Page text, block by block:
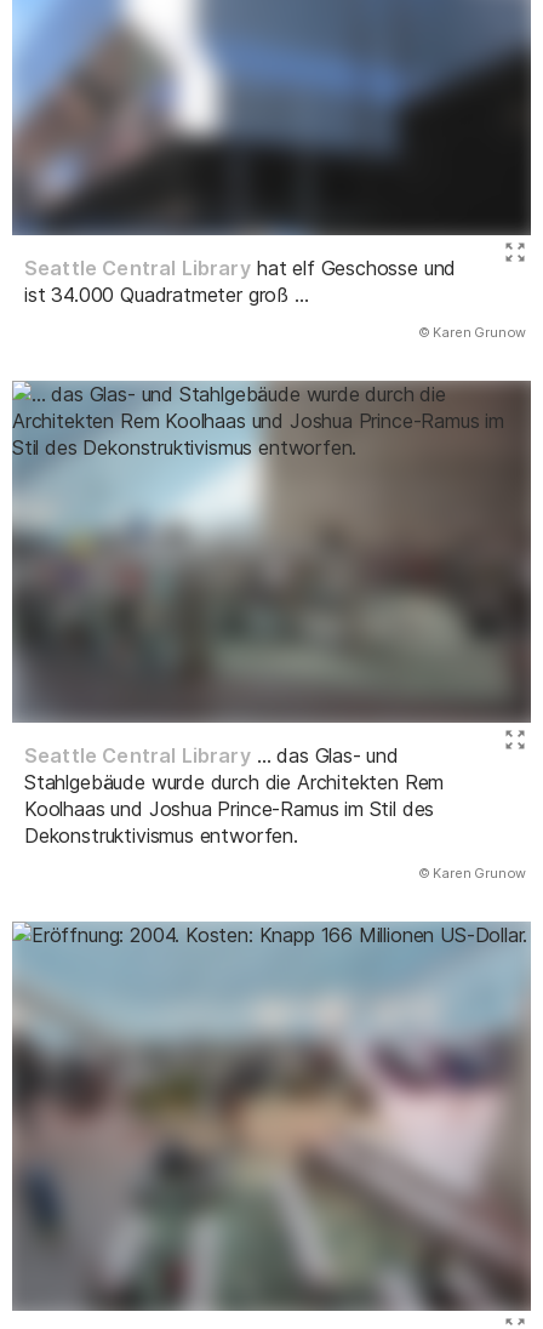
Seattle Central Library hat elf Geschosse und
ist 34.000 Quadratmeter groß ...
© Karen Grunow
Seattle Central Library ... das Glas- und
Stahlgebäude wurde durch die Architekten Rem
Koolhaas und Joshua Prince-Ramus im Stil des
Dekonstruktivismus entworfen.
© Karen Grunow